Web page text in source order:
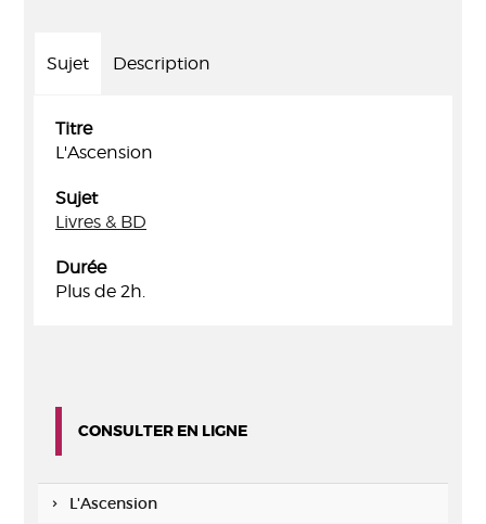
Sujet Description
Titre
L'Ascension
Sujet
Livres & BD
Durée
Plus de 2h.
CONSULTER EN LIGNE
L'Ascension